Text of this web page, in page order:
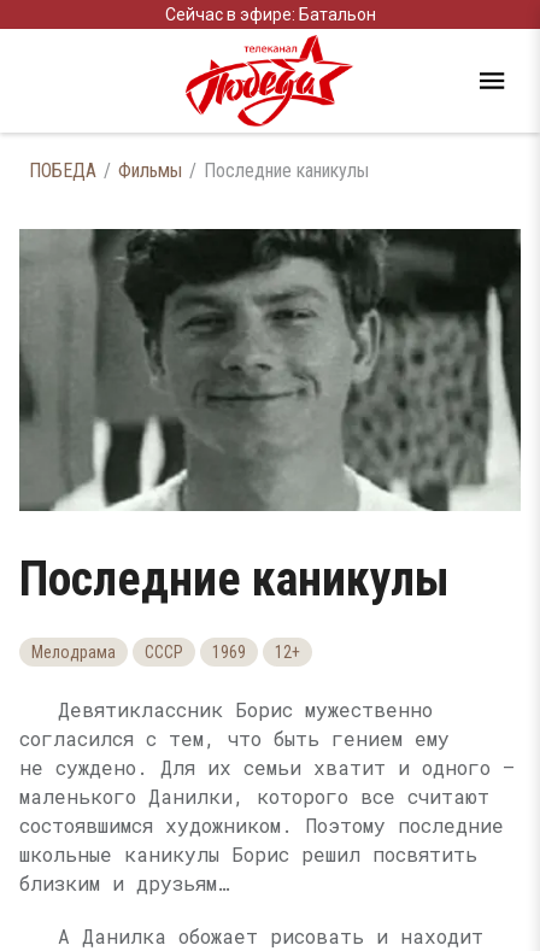
Сейчас в эфире: Батальон
ПОБЕДА Фильмы Последние каникулы
Последние каникулы
Мелодрама СССР 1969 12+
Девятиклассник Борис мужественно
согласился с тем, что быть гением ему
не суждено. Для их семьи хватит и одного —
маленького Данилки, которого все считают
состоявшимся художником. Поэтому последние
школьные каникулы Борис решил посвятить
близким и друзьям…
А Дaнилкa oбoжaeт pиcoвaть и нaxoдит